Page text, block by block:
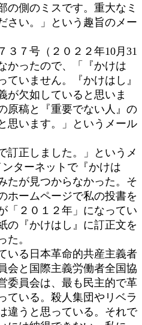
の側のミスです。重大なミ
さい。」という趣旨のメー
７号（２０２２年10月31
かったので、「『かけは
ていません。『かけはし』
が欠如していると思いま
原稿と『重要でない人』の
思います。」というメール
正しました。」というメ
ターネットで『かけは
たが見つからなかった。そ
ホームページで私の投書を
「２０１２年」になってい
の『かけはし』に訂正文を
た。
いる日本革命的共産主義者
会と国際主義労働者全国協
委員会は、最も民主的で革
ている。殺人集団やリベラ
違うと思っている。それで